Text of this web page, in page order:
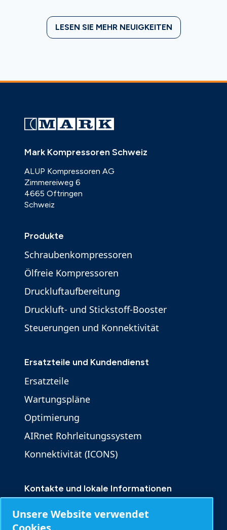
LESEN SIE MEHR NEUIGKEITEN
Mark Kompressoren Schweiz
ALUP Kompressoren AG
Zimmereiweg 6
4665 Oftringen
Schweiz
Produkte
Schraubenkompressoren
Ölfreie Kompressoren
Druckluftaufbereitung
Druckluft- und Stickstoff-Booster
Steuerungen und Konnektivität
Ersatzteile und Kundendienst
Ersatzteile
Wartungspläne
Optimierung
AIRnet Rohrleitungssystem
Konnektivität (ICONS)
Kontakte und lokale Informationen
Produktanfrage
Unsere Website verwendet